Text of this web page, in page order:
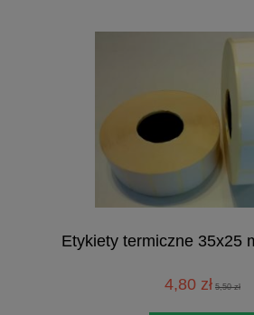
Etykiety termiczne 35x25
4,80 zł 5,50 zł